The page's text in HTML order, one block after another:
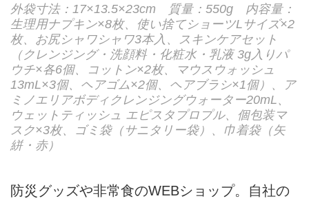
外袋寸法：17×13.5×23cm 質量：550g 内容量：
生理用ナプキン×8枚、使い捨てショーツLサイズ×2
枚、お尻シャワシャワ3本入、スキンケアセット
（クレンジング・洗顔料・化粧水・乳液 3g入りパ
ウチ×各6個、コットン×2枚、マウスウォッシュ
13mL×3個、ヘアゴム×2個、ヘアブラシ×1個）、ア
ミノエリアボディクレンジングウォーター20mL、
ウェットティッシュ エピスタプロプル、個包装マ
スク×3枚、ゴミ袋（サニタリー袋）、巾着袋（矢
絣・赤）
防災グッズや非常食のWEBショップ。自社の